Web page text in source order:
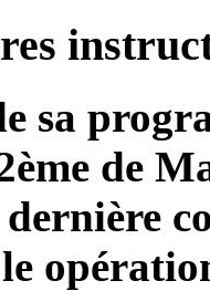
sa
de